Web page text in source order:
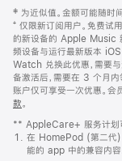
页
页
脚
注
‡ 为近似值。金额可能随时
⁺ 仅限新订阅用户。免费试
的新设备的 Apple Music
频设备与运行最新版本
Watch 兑换此优惠，需要
备激活后，需要在 3 个月
账户仅可享受一次优惠。会
款。
窗
口
中
** AppleCare+ 服务计划
在 HomePod (第二代)
能的 app 中的兼容内容